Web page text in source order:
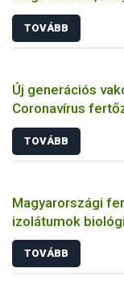
TOVÁBB
Új generációs
Coronavírus
TOVÁBB
Magyarországi
izolátumok
állatkísérletes és
TOVÁBB